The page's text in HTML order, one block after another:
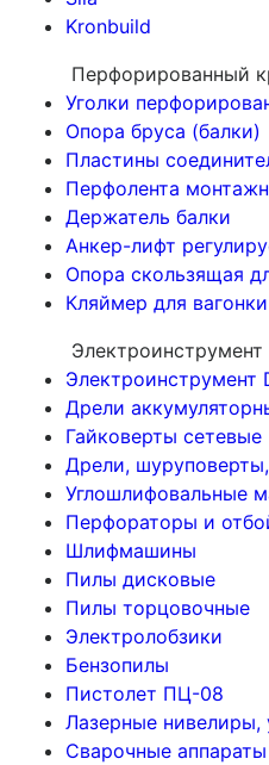
Kronbuild
Перфорированный
Уголки
Опора бруса (балки)
Пластины
Перфолента
Держатель балки
Анкер-лифт
Опора скользящая
Кляймер для вагонки
Электроинструмент
Электроинструмент
Дрели
Гайковерты сетевые
Дрели,
Углошлифовальные
Перфораторы и
Шлифмашины
Пилы дисковые
Пилы торцовочные
Электролобзики
Бензопилы
Пистолет ПЦ-08
Лазерные нивелиры,
Сварочные аппараты